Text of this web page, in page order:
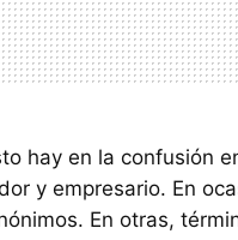
hay en la confusión
y empresario. En
En otras,